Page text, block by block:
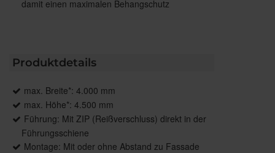
damit einen maximalen Behangschutz
Produktdetails
max. Breite*: 4.000 mm
max. Höhe*: 4.500 mm
Führung: Mit ZIP (Reißverschluss) direkt in der
Führungsschiene
Montage: Mit oder ohne Abstand zu Fassade